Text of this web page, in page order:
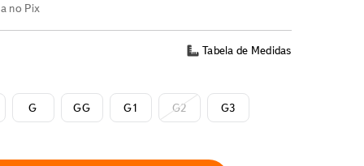
no Pix
Tabela de Medidas
G GG G3
G2
G1